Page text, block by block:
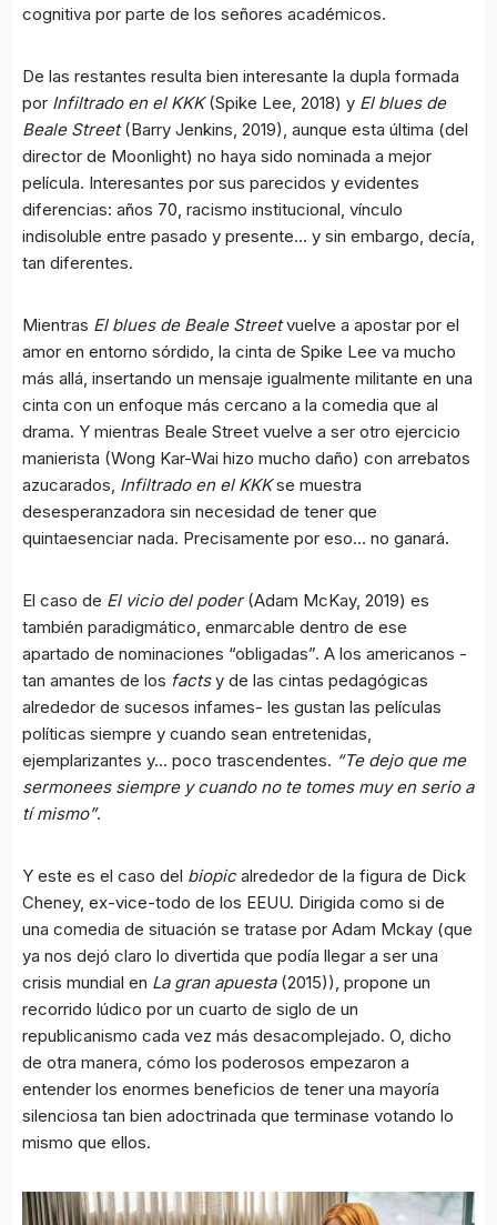
cognitiva por parte de los señores académicos.
De las restantes resulta bien interesante la dupla formada
por Infiltrado en el KKK(Spike Lee, 2018) y El blues de
Beale Street(Barry Jenkins, 2019), aunque esta última (del
director de Moonlight) no haya sido nominada a mejor
película. Interesantes por sus parecidos y evidentes
diferencias: años 70, racismo institucional, vínculo
indisoluble entre pasado y presente… y sin embargo, decía,
tan diferentes.
Mientras El blues de Beale Streetvuelve a apostar por el
amor en entorno sórdido, la cinta de Spike Lee va mucho
más allá, insertando un mensaje igualmente militante en una
cinta con un enfoque más cercano a la comedia que al
drama. Y mientras Beale Street vuelve a ser otro ejercicio
manierista (Wong Kar-Wai hizo mucho daño) con arrebatos
azucarados, Infiltrado en el KKKse muestra
desesperanzadora sin necesidad de tener que
quintaesenciar nada. Precisamente por eso… no ganará.
El caso de El vicio del poder(Adam McKay, 2019) es
también paradigmático, enmarcable dentro de ese
apartado de nominaciones “obligadas”. A los americanos -
tan amantes de los factsy de las cintas pedagógicas
alrededor de sucesos infames- les gustan las películas
políticas siempre y cuando sean entretenidas,
ejemplarizantes y… poco trascendentes. “Te dejo que me
sermonees siempre y cuando no te tomes muy en serio a
tí mismo”.
Y este es el caso del biopicalrededor de la figura de Dick
Cheney, ex-vice-todo de los EEUU. Dirigida como si de
una comedia de situación se tratase por Adam Mckay (que
ya nos dejó claro lo divertida que podía llegar a ser una
crisis mundial en La gran apuesta(2015)), propone un
recorrido lúdico por un cuarto de siglo de un
republicanismo cada vez más desacomplejado. O, dicho
de otra manera, cómo los poderosos empezaron a
entender los enormes beneficios de tener una mayoría
silenciosa tan bien adoctrinada que terminase votando lo
mismo que ellos.